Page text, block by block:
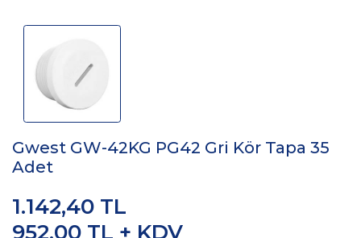
Gwest GW-42KG PG42 Gri Kör Tapa 35
Adet
952,00 TL + KDV
1.142,40 TL